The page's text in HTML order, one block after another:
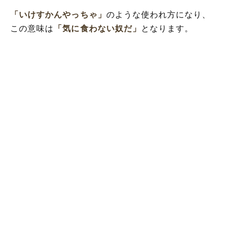
「いけすかんやっちゃ」 のような使われ方になり、
この意味は
「気に食わない奴だ」 となります。